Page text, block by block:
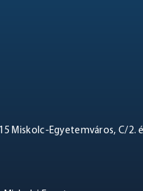
Miskolc-Egyetemváros, C/2.